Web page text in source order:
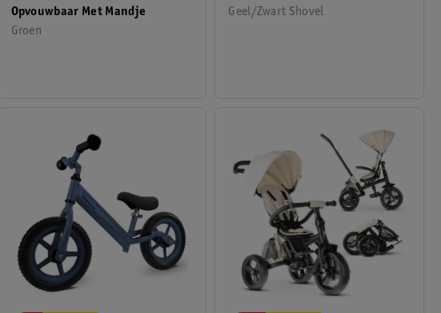
Opvouwbaar Met Mandje
Groen
Geel/Zwart Shovel